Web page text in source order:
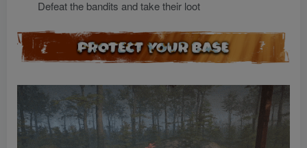
Defeat the bandits and take their loot